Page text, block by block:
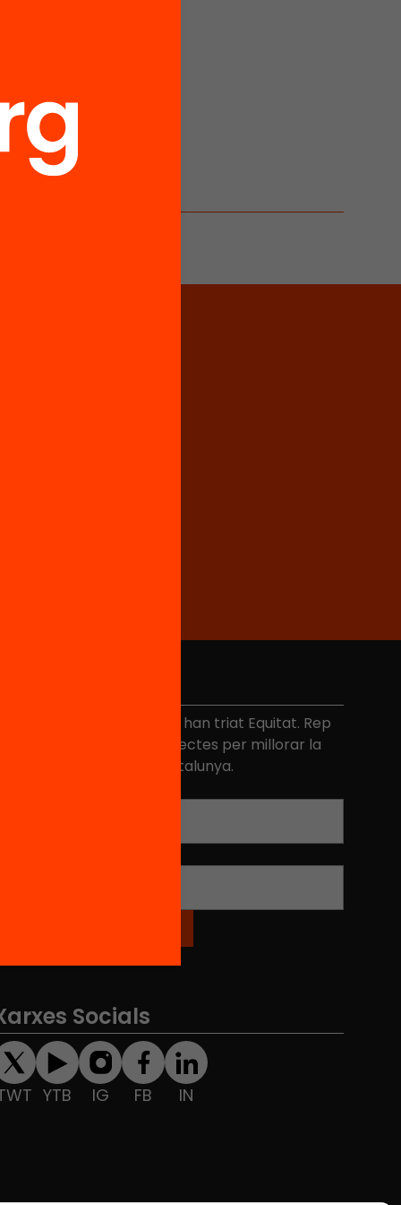
Més de 40.000 persones ja han triat Equitat. Rep
iniciatives, propostes i projectes per millorar la
qualitat de l'educació a Catalunya.
Socials
YTB IG FB IN